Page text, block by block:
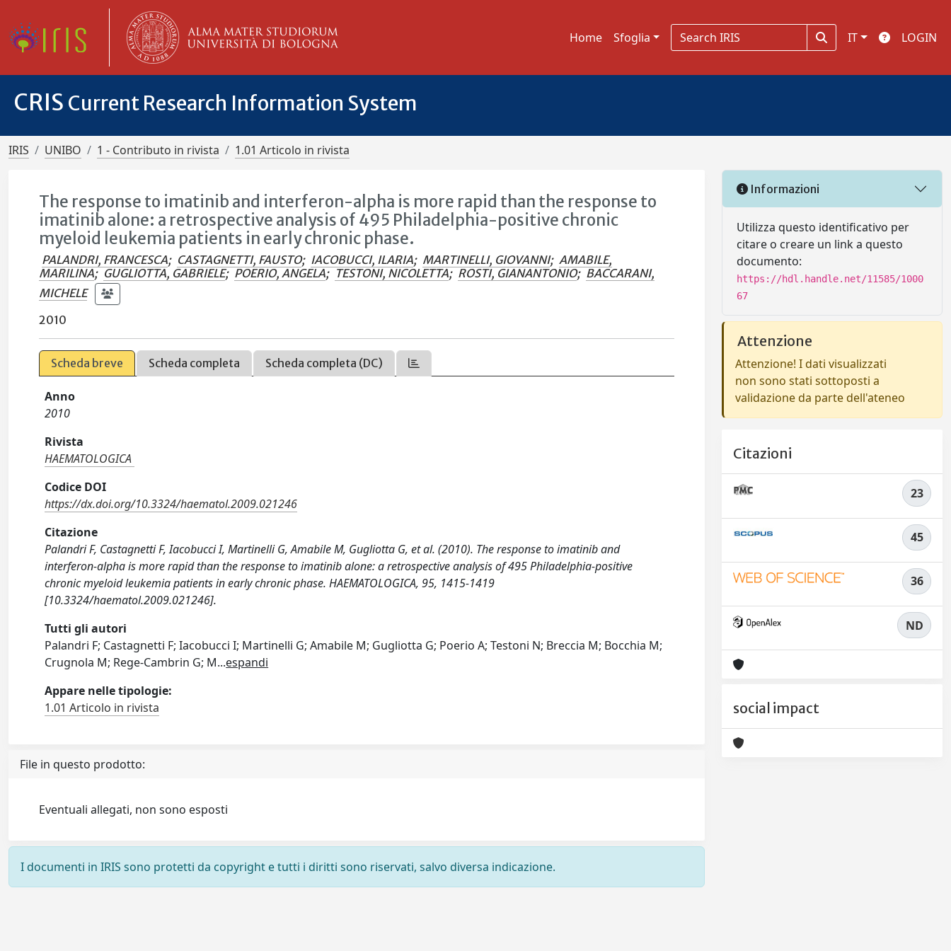
Home Sfoglia IT LOGIN
CRIS Current Research Information System
IRIS UNIBO 1 - Contributo in rivista 1.01 Articolo in rivista
The response to imatinib and interferon-alpha is more rapid than the response to
imatinib alone: a retrospective analysis of 495 Philadelphia-positive chronic
myeloid leukemia patients in early chronic phase.
PALANDRI, FRANCESCA; CASTAGNETTI, FAUSTO; IACOBUCCI, ILARIA; MARTINELLI, GIOVANNI; AMABILE,
MARILINA; GUGLIOTTA, GABRIELE; POERIO, ANGELA; TESTONI, NICOLETTA; ROSTI, GIANANTONIO; BACCARANI,
MICHELE
2010
Scheda breve Scheda completa Scheda completa (DC)
Anno
2010
Rivista
HAEMATOLOGICA
Codice DOI
https://dx.doi.org/10.3324/haematol.2009.021246
Citazione
Palandri F, Castagnetti F, Iacobucci I, Martinelli G, Amabile M, Gugliotta G, et al. (2010). The response to imatinib and
interferon-alpha is more rapid than the response to imatinib alone: a retrospective analysis of 495 Philadelphia-positive
chronic myeloid leukemia patients in early chronic phase. HAEMATOLOGICA, 95, 1415-1419
[10.3324/haematol.2009.021246].
Tutti gli autori
Palandri F; Castagnetti F; Iacobucci I; Martinelli G; Amabile M; Gugliotta G; Poerio A; Testoni N; Breccia M; Bocchia M;
Crugnola M; Rege-Cambrin G; M...espandi
Appare nelle tipologie:
1.01 Articolo in rivista
File in questo prodotto:
Eventuali allegati, non sono esposti
I documenti in IRIS sono protetti da copyright e tutti i diritti sono riservati, salvo diversa indicazione.
Informazioni
Utilizza questo identificativo per
citare o creare un link a questo
documento:
https://hdl.handle.net/11585/1000
67
Attenzione
Attenzione! I dati visualizzati
non sono stati sottoposti a
validazione da parte dell'ateneo
Citazioni
23
45
36
ND
social impact